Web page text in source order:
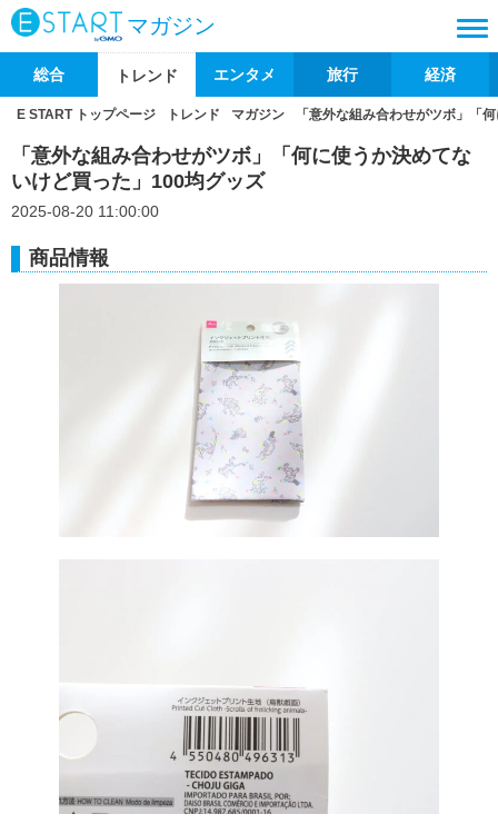
マガジン
総合 トレンド エンタメ 旅行 経済
E START トップページ トレンド マガジン 「意外な組み合わせがツボ」「
「意外な組み合わせがツボ」「何に使うか決めてな
いけど買った」100均グッズ
2025-08-20 11:00:00
商品情報